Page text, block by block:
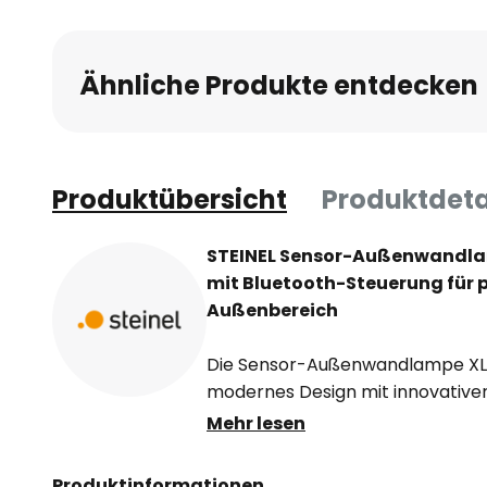
Ähnliche Produkte entdecken
Produktübersicht
STEINEL Sensor-
mit Bluetooth-Steuerung für
Außenbereich
Die Sensor-Außenwandlampe
modernes Design mit
hochwertigem Kunststoff und
geeignet. Die integrierte LED-
Mehr lesen